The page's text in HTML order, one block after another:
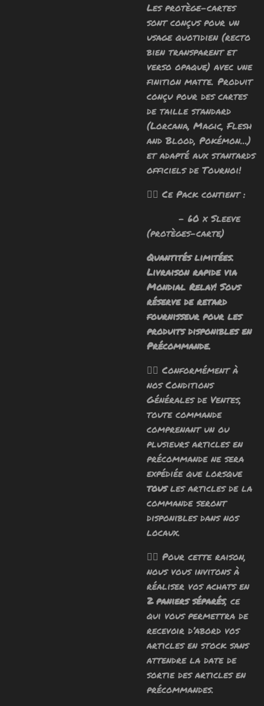
Les protège-cartes
sont conçus pour un
usage quotidien (recto
bien transparent et
verso opaque) avec une
finition matte. Produit
conçu pour des cartes
de taille standard
(Lorcana, Magic, Flesh
and Blood, Pokémon...)
et adapté aux stantards
officiels de Tournoi!
🧙‍♂️ Ce Pack contient :
- 60 x Sleeve
(protèges-carte)
Quantités limitées.
Livraison rapide via
Mondial Relay! Sous
réserve de retard
fournisseur pour les
produits disponibles en
Précommande.
🧙‍♂️ Conformément à
nos Conditions
Générales de Ventes,
toute commande
comprenant un ou
plusieurs articles en
précommande ne sera
expédiée que lorsque
tousles articles de la
commande seront
disponibles dans nos
locaux.
🧙‍♂️ Pour cette raison,
nous vous invitons à
réaliser vos achats en
2 paniers séparés, ce
qui vous permettra de
recevoir d’abord vos
articles en stock sans
attendre la date de
sortie des articles en
précommandes.